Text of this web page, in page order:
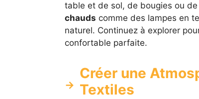
table et de sol, de bougies ou
chauds comme des lampes en
naturel. Continuez à explorer
confortable parfaite.
Créer une
Textiles